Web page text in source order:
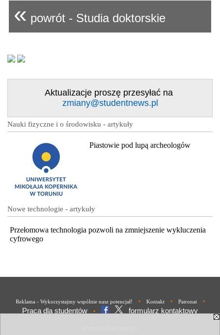
« powrót - Studia doktorskie
Aktualizacje proszę przesyłać na
zmiany@studentnews.pl
Nauki fizyczne i o środowisku - artykuły
Piastowie pod lupą archeologów
Nowe technologie - artykuły
Przełomowa technologia pozwoli na zmniejszenie wykluczenia
cyfrowego
Reklama - Wykorzystajmy wspólnie nasz potencjał! • Kontakt • Patronat •
Praca dla studentów • formularz kontaktowy